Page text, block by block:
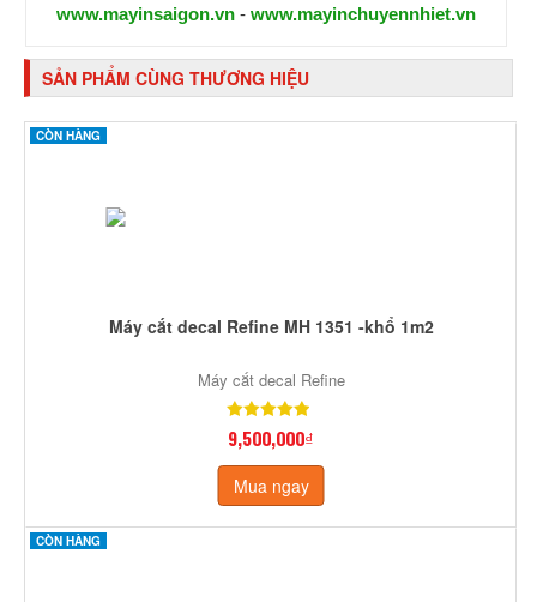
www.mayinsaigon.vn - www.mayinchuyennhiet.vn
SẢN PHẨM CÙNG THƯƠNG HIỆU
CÒN HÀNG
Máy cắt decal Refine MH 1351 -khổ 1m2
Máy cắt decal Refine
9,500,000₫
Mua ngay
CÒN HÀNG